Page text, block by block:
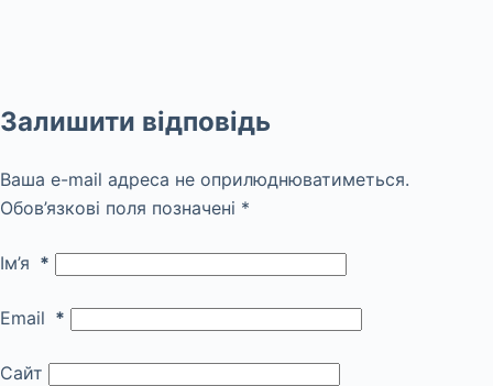
Залишити відповідь
Ваша e-mail адреса не оприлюднюватиметься.
Обов’язкові поля позначені *
Ім’я *
Email *
Сайт